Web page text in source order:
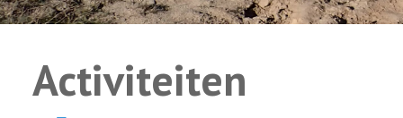
Activiteiten